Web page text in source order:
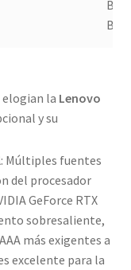
BW
la Lenovo
y su
: Múltiples fuentes
del procesador
GeForce RTX
sobresaliente,
más exigentes a
excelente para la